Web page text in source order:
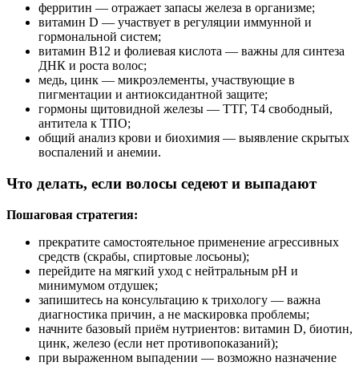
ферритин — отражает запасы железа в организме;
витамин D — участвует в регуляции иммунной и
гормональной систем;
витамин B12 и фолиевая кислота — важны для синтеза
ДНК и роста волос;
медь, цинк — микроэлементы, участвующие в
пигментации и антиоксидантной защите;
гормоны щитовидной железы — ТТГ, Т4 свободный,
антитела к ТПО;
общий анализ крови и биохимия — выявление скрытых
воспалений и анемии.
Что делать, если волосы седеют и выпадают
Пошаговая стратегия:
прекратите самостоятельное применение агрессивных
средств (скрабы, спиртовые лосьоны);
перейдите на мягкий уход с нейтральным pH и
минимумом отдушек;
запишитесь на консультацию к трихологу — важна
диагностика причин, а не маскировка проблемы;
начните базовый приём нутриентов: витамин D, биотин,
цинк, железо (если нет противопоказаний);
при выраженном выпадении — возможно назначение